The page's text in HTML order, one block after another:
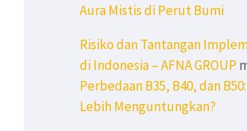
Aura Mistis di Perut Bumi
Risiko dan Tantangan
di Indonesia – AFNA GROUP
Perbedaan B35, B40, dan
Lebih Menguntungkan?